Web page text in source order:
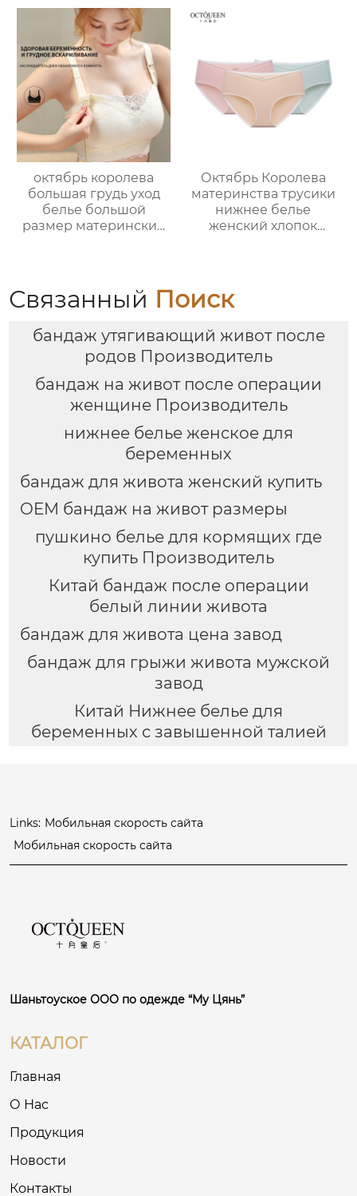
беременность
специальные
послеродовые
грудного
вскармливания
собраны анти-
обвисание грудного
молока удобный
бюстгальтер
обвисание Собирание
Бюстгальтер
октябрь королева
большая грудь уход
белье большой
размер материнский
послеродовой
грудное
специальный сбор
бюстгальтер
Октябрь Королева
материнства трусики
нижнее белье
женский хлопок
беременности низкая
Связанный Поиск
бандаж утягивающий живот после
родов Производитель
бандаж на живот после операции
женщине Производитель
нижнее белье женское для
беременных
бандаж для живота женский купить
OEM бандаж на живот размеры
пушкино белье для кормящих где
купить Производитель
Китай бандаж после операции
белый линии живота
бандаж для живота цена завод
бандаж для грыжи живота мужской
завод
Китай Нижнее белье для
беременных с завышенной талией
Links: Мобильная скорость сайта
Мобильная скорость сайта
Шаньтоуское ООО по одежде “Му Цянь”
КАТАЛОГ
Главная
О Нас
Продукция
Новости
Контакты